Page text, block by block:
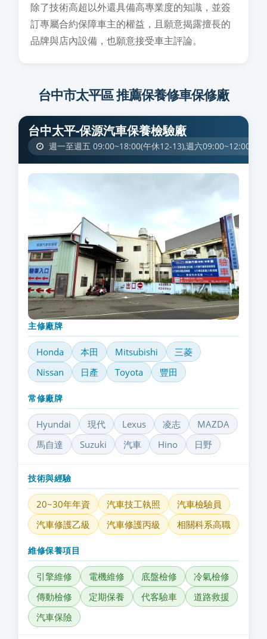
除了技術高超以外還具備高專業度的知識，並簽
訂專屬合約保障車主的權益，且願意揭露擅長的
品牌與店內設備，也願意接受車主評論。
台中市太平區 推薦保養修車保修廠
台中太平-保源汽車保養檢驗廠
週一至週五 09:00~18:00(午休12-13),週六09:00~12:00(驗
主修廠牌
Honda 本田 Mitsubishi
三菱
Nissan
日產 Toyota 豐田
常修廠牌
Hyundai 現代 Lexus 凌志
MAZDA
馬自達
Suzuki 汽車 Hino 日野
技術與經驗
20~30年年資 汽車技工執照
汽車檢驗員
汽車修護乙級
汽車修護丙級 相關科系高職
維修保養項目
引擎維修 電機維修 底盤檢修
冷氣檢修
傳動檢修
定期保養 代客驗車
道路救援
汽車保險